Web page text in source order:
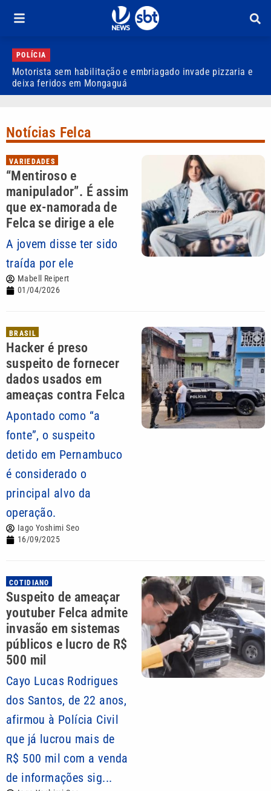
POLÍCIA
Motorista sem habilitação e embriagado invade pizzaria e
deixa feridos em Mongaguá
Notícias Felca
VARIEDADES
“Mentiroso e
manipulador”. É assim
que ex-namorada de
Felca se dirige a ele
A jovem disse ter sido
traída por ele
Mabell Reipert
01/04/2026
BRASIL
Hacker é preso
suspeito de fornecer
dados usados em
ameaças contra Felca
Apontado como “a
fonte”, o suspeito
detido em Pernambuco
é considerado o
principal alvo da
operação.
Iago Yoshimi Seo
16/09/2025
COTIDIANO
Suspeito de ameaçar
youtuber Felca admite
invasão em sistemas
públicos e lucro de R$
500 mil
Cayo Lucas Rodrigues
dos Santos, de 22 anos,
afirmou à Polícia Civil
que já lucrou mais de
R$ 500 mil com a venda
de informações sig...